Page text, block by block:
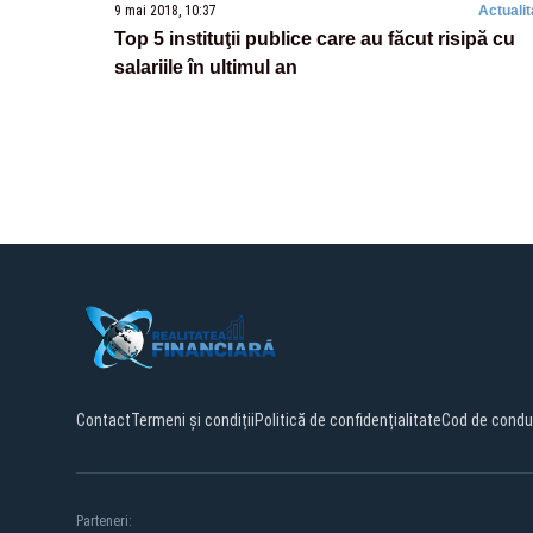
9 mai 2018, 10:37
Top 5 instituţii publice care au făcut risipă cu
salariile în ultimul an
ContactTermeni și condițiiPolitică de confidențialitateCod de
Parteneri: